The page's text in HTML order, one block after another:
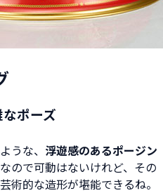
ポーズ
うな、 浮遊感のあるポージン
ので可動はないけれど、その
術的な造形が堪能できるね。